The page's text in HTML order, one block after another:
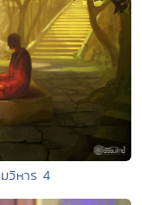
วิหาร 4